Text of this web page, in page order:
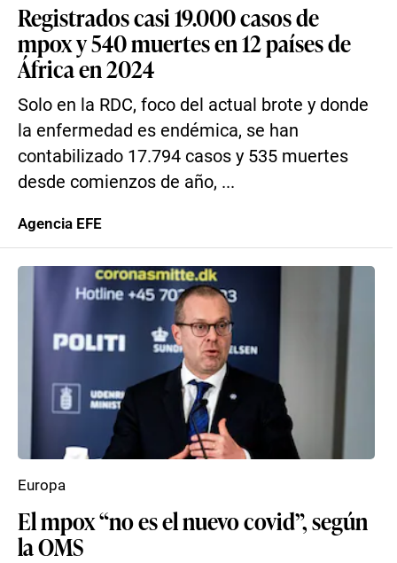
Registrados casi 19.000 casos de
mpox y 540 muertes en 12 países de
África en 2024
Solo en la RDC, foco del actual brote y donde
la enfermedad es endémica, se han
contabilizado 17.794 casos y 535 muertes
desde comienzos de año, ...
Agencia EFE
El mpox “no es el nuevo covid”, según
la OMS
Europa